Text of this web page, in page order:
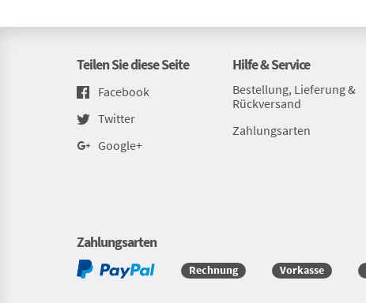
Teilen Sie diese Seite
Facebook
Twitter
Google+
Hilfe & Service
Bestellung, Lieferung &
Rückversand
Zahlungsarten
Zahlungsarten
Rechnung Vorkasse